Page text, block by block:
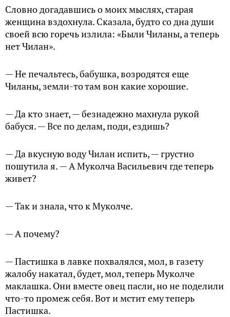
Словно догадавшись о моих мыслях, старая
женщина вздох­нула. Сказала, будто со дна души
своей всю горечь излила: «Были Чиланы, а теперь
нет Чилан».
— Не печальтесь, бабушка, возродятся еще
Чиланы, земли-то там вон какие хорошие.
— Да кто знает, — безнадежно махнула рукой
бабуся. — Все по делам, поди, ездишь?
— Да вкусную воду Чилан испить, — грустно
пошутила я. — А Муколча Васильевич где теперь
живет?
— Так и знала, что к Муколче.
— А почему?
— Пастишка в лавке похвалялся, мол, в газету
жалобу накатал, будет, мол, теперь Муколче
маклашка. Они вместе овец пасли, но не поделили
что-то промеж себя. Вот и мстит ему теперь
Пастишка.